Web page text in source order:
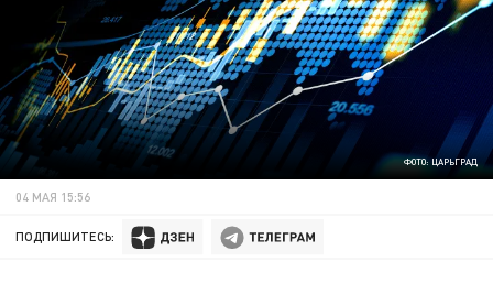
ФОТО: ЦАРЬГРАД
04 МАЯ 15:56
ПОДПИШИТЕСЬ: